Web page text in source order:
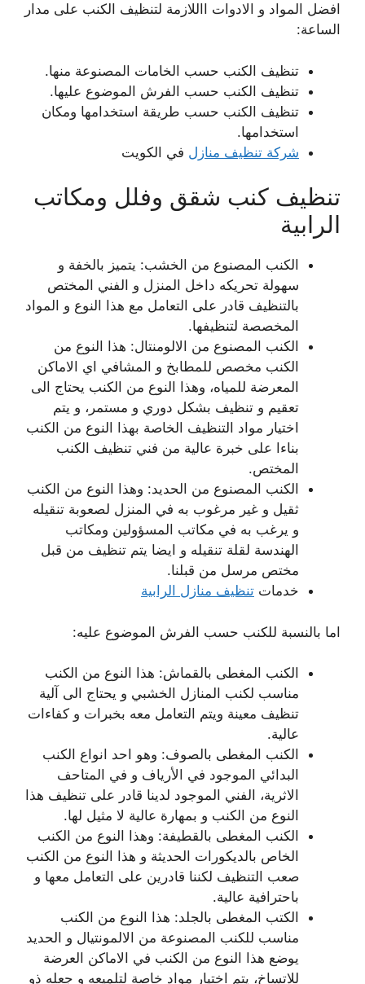
افضل المواد و الادوات االلازمة لتنظيف الكنب على مدار
الساعة:
تنظيف الكنب حسب الخامات المصنوعة منها.
تنظيف الكنب حسب الفرش الموضوع عليها.
تنظيف الكنب حسب طريقة استخدامها ومكان
استخدامها.
شركة تنظيف منازل في الكويت
تنظيف كنب شقق وفلل ومكاتب
الرابية
الكنب المصنوع من الخشب: يتميز بالخفة و
سهولة تحريكه داخل المنزل و الفني المختص
بالتنظيف قادر على التعامل مع هذا النوع و المواد
المخصصة لتنظيفها.
الكنب المصنوع من الالومنتال: هذا النوع من
الكنب مخصص للمطابخ و المشافي اي الاماكن
المعرضة للمياه، وهذا النوع من الكنب يحتاج الى
تعقيم و تنظيف بشكل دوري و مستمر، و يتم
اختيار مواد التنظيف الخاصة بهذا النوع من الكنب
بناءا على خبرة عالية من فني تنظيف الكنب
المختص.
الكنب المصنوع من الحديد: وهذا النوع من الكنب
ثقيل و غير مرغوب به في المنزل لصعوبة تنقيله
و يرغب به في مكاتب المسؤولين ومكاتب
الهندسة لقلة تنقيله و ايضا يتم تنظيف من قبل
مختص مرسل من قبلنا.
خدمات تنظيف منازل الرابية
اما بالنسبة للكنب حسب الفرش الموضوع عليه:
الكنب المغطى بالقماش: هذا النوع من الكنب
مناسب لكنب المنازل الخشبي و يحتاج الى آلية
تنظيف معينة ويتم التعامل معه بخبرات و كفاءات
عالية.
الكنب المغطى بالصوف: وهو احد انواع الكنب
البدائي الموجود في الأرياف و في المتاحف
الاثرية، الفني الموجود لدينا قادر على تنظيف هذا
النوع من الكنب و بمهارة عالية لا مثيل لها.
الكنب المغطى بالقطيفة: وهذا النوع من الكنب
الخاص بالديكورات الحديثة و هذا النوع من الكنب
صعب التنظيف لكننا قادرين على التعامل معها و
باحترافية عالية.
الكتب المغطى بالجلد: هذا النوع من الكنب
مناسب للكنب المصنوعة من الالمونتيال و الحديد
يوضع هذا النوع من الكنب في الاماكن العرضة
للاتساخ، يتم اختيار مواد خاصة لتلميعه و جعله ذو